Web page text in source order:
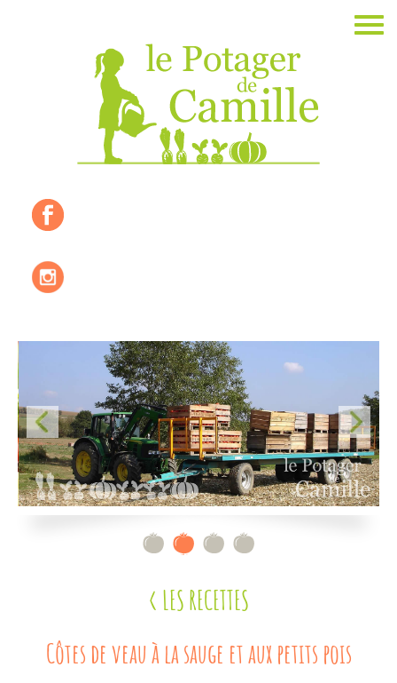
La ferme
Les valeurs
Où nous trouver ?
Les recettes
Contact
< LES RECETTES
Côtes de veau à la sauge et aux petits pois